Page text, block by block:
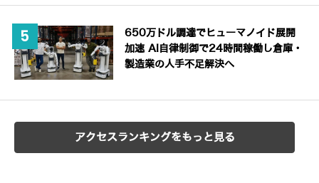
650万ドル調達でヒューマノイド展開
加速 AI自律制御で24時間稼働し倉庫・
製造業の人手不足解決へ
アクセスランキングをもっと見る